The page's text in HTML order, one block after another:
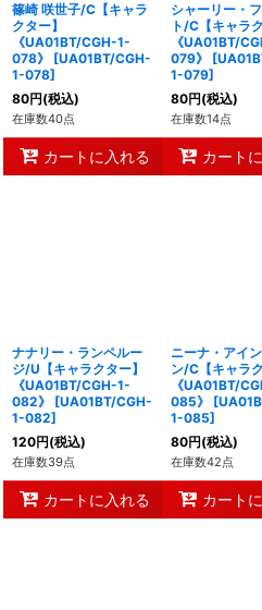
篠崎 咲世子/C【キャラ
クター】
《UA01BT/CGH-1-
078》
[UA01BT/CGH-
1-078]
80円(税込)
在庫数40点
カートに入れる
シャーリー・
ト/C【キャラ
《UA01BT/
079》
[
1-079]
80円(税込)
在庫数14点
カート
ナナリー・ランペルー
ジ/U【キャラクター】
《UA01BT/CGH-1-
082》
[UA01BT/CGH-
1-082]
120円(税込)
在庫数39点
カートに入れる
ニーナ・アイ
ン/C【キャラク
《UA01BT/
085》
[
1-085]
80円(税込)
在庫数42点
カート